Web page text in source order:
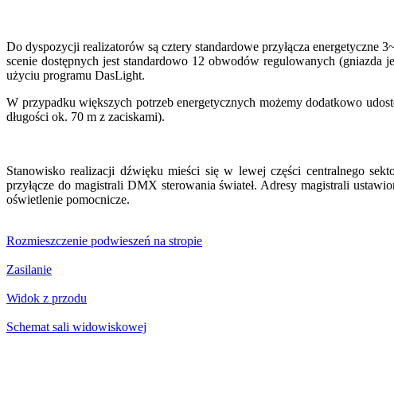
Do dyspozycji realizatorów są cztery standardowe przyłącza
scenie dostępnych jest standardowo 12 obwodów regulowanych
użyciu programu DasLight.
W przypadku większych potrzeb energetycznych możemy dodatkowo
długości ok. 70 m z zaciskami).
Stanowisko realizacji dźwięku mieści się w lewej części centralnego
przyłącze do magistrali DMX sterowania świateł. Adresy magistrali
oświetlenie pomocnicze.
Rozmieszczenie podwieszeń na stropie
Zasilanie
Widok z przodu
Schemat sali widowiskowej